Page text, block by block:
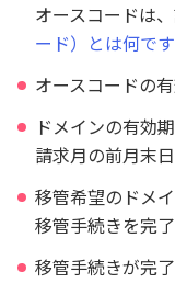
オースコードは
ード）とは何で
オースコードの
ドメインの有効
請求月の前月末
移管希望のドメ
移管手続きを完
移管手続きが完